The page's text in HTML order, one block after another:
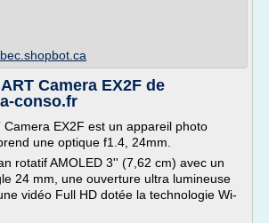
Camera EX2F de
conso.fr
Camera EX2F est un appareil photo
une optique f1.4, 24mm.
rotatif AMOLED 3'' (7,62 cm) avec un
24 mm, une ouverture ultra lumineuse
vidéo Full HD dotée la technologie Wi-